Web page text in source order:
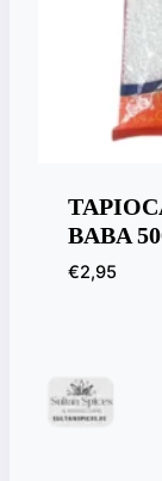
BABA
€2,95